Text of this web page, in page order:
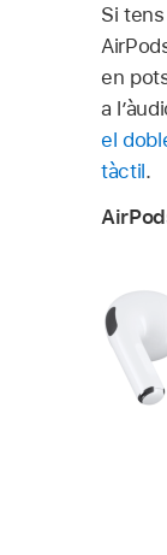
Si
en
a
el
tàctil.